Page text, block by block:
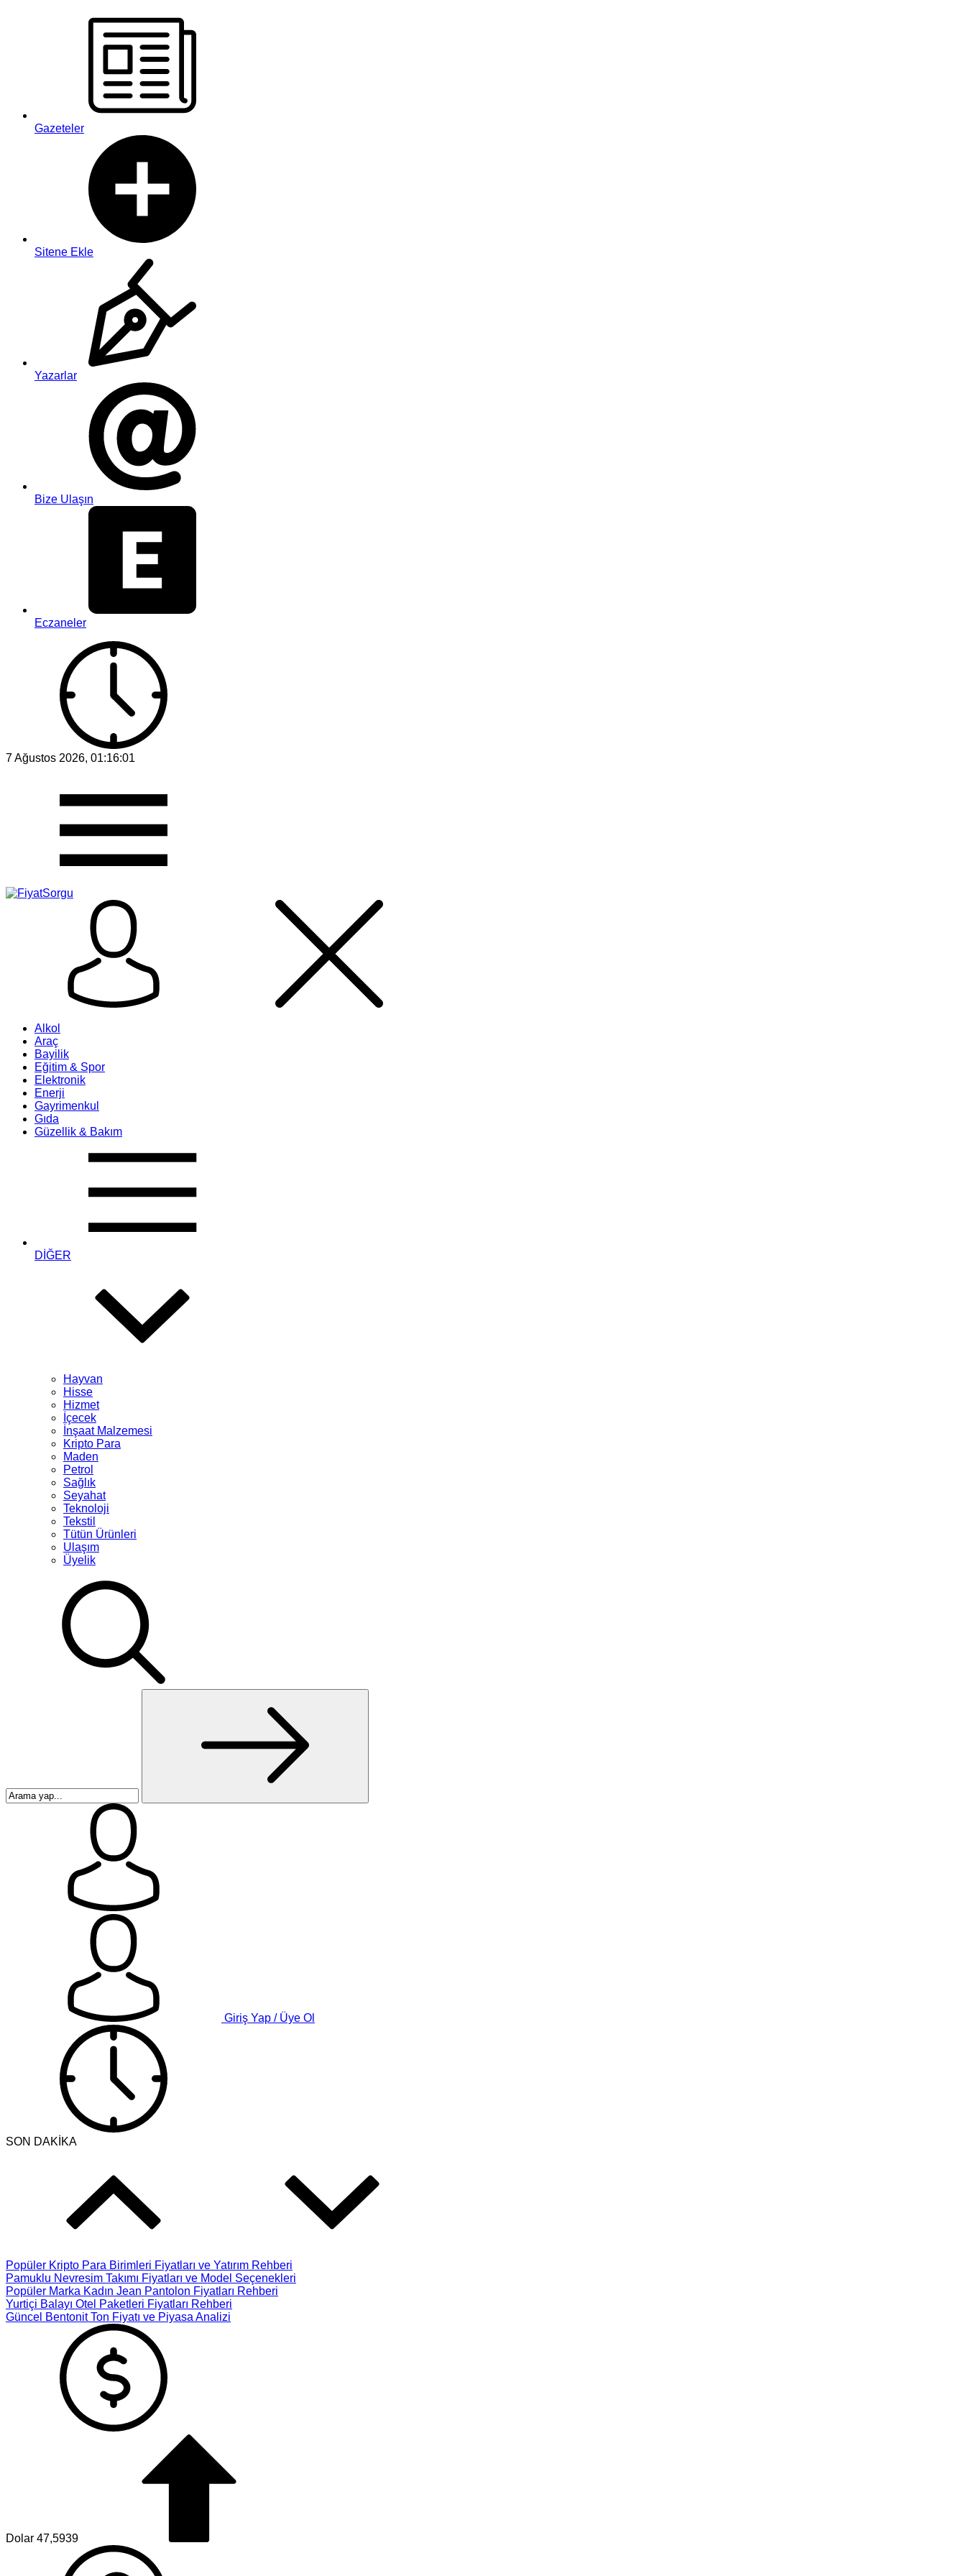
Gazeteler
Sitene Ekle
Yazarlar
Bize Ulaşın
Eczaneler
7 Ağustos 2026, 01:16:01
Alkol
Araç
Bayilik
Eğitim & Spor
Elektronik
Enerji
Gayrimenkul
Gıda
Güzellik & Bakım
DİĞER
Hayvan
Hisse
Hizmet
İçecek
İnşaat Malzemesi
Kripto Para
Maden
Petrol
Sağlık
Seyahat
Teknoloji
Tekstil
Tütün Ürünleri
Ulaşım
Üyelik
Giriş Yap / Üye Ol
SON DAKİKA
Popüler Kripto Para Birimleri Fiyatları ve Yatırım Rehberi
Pamuklu Nevresim Takımı Fiyatları ve Model Seçenekleri
Popüler Marka Kadın Jean Pantolon Fiyatları Rehberi
Yurtiçi Balayı Otel Paketleri Fiyatları Rehberi
Güncel Bentonit Ton Fiyatı ve Piyasa Analizi
Dolar 47,5939